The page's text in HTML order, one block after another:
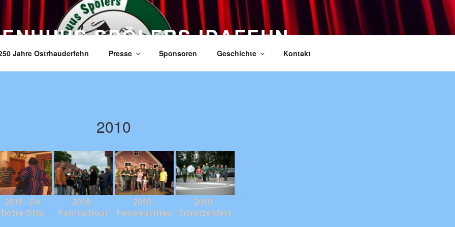
SPÖLERS IDAFEHN
Jahre Ostrhauderfehn Presse Sponsoren Geschichte Kontakt
2010
2010 - De
flotte Otto
2010 -
Fahrradtour
2010 -
Fehnleuchten
2010 -
Schützenfest